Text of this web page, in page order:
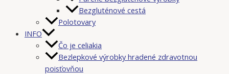
Bezgluténové cestá
Polotovary
INFO
Čo je celiakia
Bezlepkové výrobky hradené zdravotnou
poisťovňou